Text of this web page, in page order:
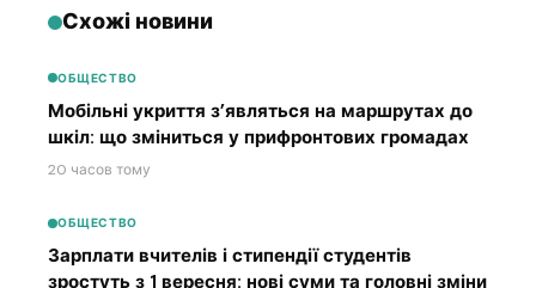
Схожі новини
ОБЩЕСТВО
Мобільні укриття з’являться на маршрутах до
шкіл: що зміниться у прифронтових громадах
20 часов тому
ОБЩЕСТВО
Зарплати вчителів і стипендії студентів
зростуть з 1 вересня: нові суми та головні зміни